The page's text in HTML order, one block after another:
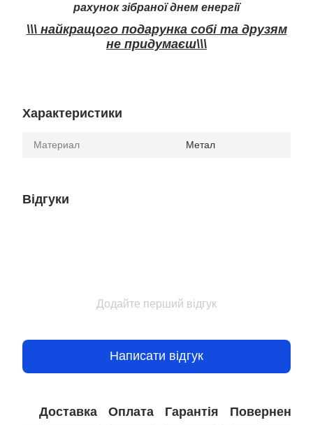
рахунок зібраної днем енергії
\\\ найкращого подарунка собі та друзям
не придумаєш\\\
Характеристики
Материал Метал
Відгуки
Додайте перший відгук
Написати відгук
Доставка Оплата Гарантія Повернення